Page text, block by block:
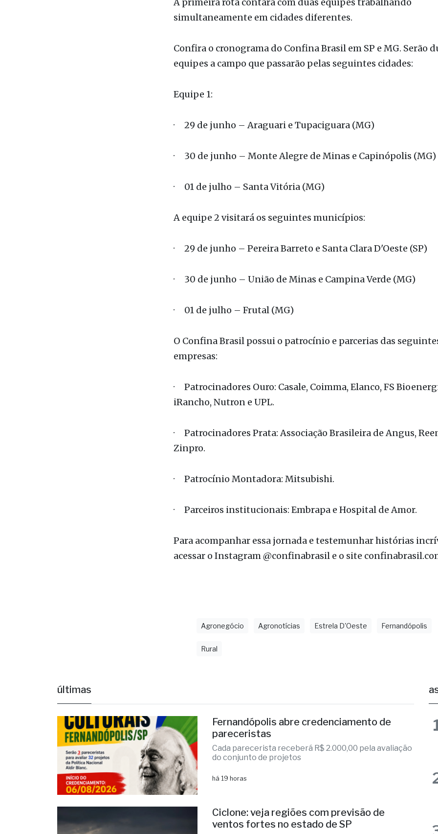
simultaneamente em cidades diferentes.
Confira o cronograma do Confina Brasil em SP e MG. Serão
equipes a campo que passarão pelas seguintes cidades:
Equipe 1:
· 29 de junho – Araguari e Tupaciguara (MG)
· 30 de junho – Monte Alegre de Minas e Capinópolis (MG)
· 01 de julho – Santa Vitória (MG)
A equipe 2 visitará os seguintes municípios:
· 29 de junho – Pereira Barreto e Santa Clara D'Oeste (SP)
· 30 de junho – União de Minas e Campina Verde (MG)
· 01 de julho – Frutal (MG)
O Confina Brasil possui o patrocínio e parcerias das
· Patrocinadores Ouro: Casale, Coimma, Elanco, FS
iRancho, Nutron e UPL.
· Patrocinadores Prata: Associação Brasileira de Angus,
Zinpro.
· Patrocínio Montadora: Mitsubishi.
· Parceiros institucionais: Embrapa e Hospital de Amor.
Para acompanhar essa jornada e testemunhar histórias
acessar o Instagram @confinabrasil e o site
últimas
Fernandópolis abre credenciamento de
pareceristas
Cada parecerista receberá R$ 2.000,00 pela avaliação
do conjunto de projetos
Ciclone: veja regiões com previsão de
ventos fortes no estado de SP